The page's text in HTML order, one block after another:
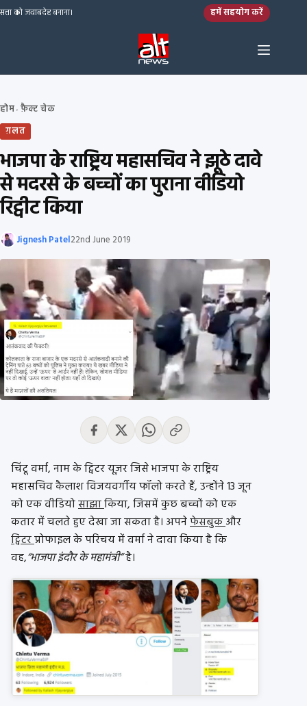
Skip to content
सत्ता को जवाबदेह बनाना। हमें सहयोग करें
होम› फ़ैक्ट चेक
ग़लत
भाजपा के राष्ट्रिय महासचिव ने झूठे दावे
से मदरसे के बच्चों का पुराना वीडियो
रिट्वीट किया
Jignesh Patel22nd June 2019
चिंटू वर्मा, नाम के ट्विटर यूज़र जिसे भाजपा के राष्ट्रिय
महासचिव कैलाश विजयवर्गीय फॉलो करते हैं, उन्होंने 13 जून
को एक वीडियोसाझाकिया, जिसमें कुछ बच्चों को एक
कतार में चलते हुए देखा जा सकता है। अपनेफेसबुकऔर
ट्विटरप्रोफाइल के परिचय में वर्मा ने दावा किया है कि
वह,“भाजपा इंदौर के महामंत्री”है।